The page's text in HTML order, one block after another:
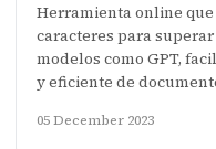
Herramienta online que
caracteres para
modelos como GPT,
y eficiente de
05 December 2023